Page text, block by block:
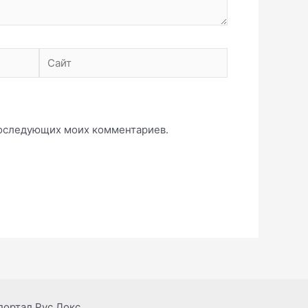
Сайт
моих комментариев.